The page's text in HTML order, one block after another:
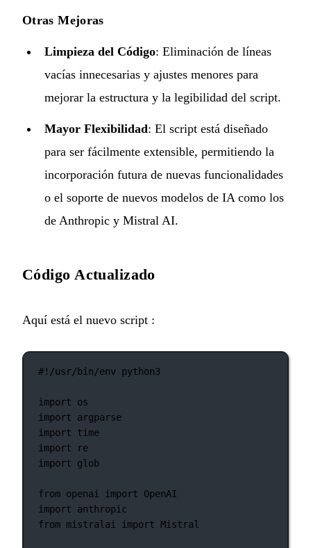
Otras Mejoras
Limpieza del Código: Eliminación de líneas
vacías innecesarias y ajustes menores para
mejorar la estructura y la legibilidad del script.
Mayor Flexibilidad: El script está diseñado
para ser fácilmente extensible, permitiendo la
incorporación futura de nuevas funcionalidades
o el soporte de nuevos modelos de IA como los
de Anthropic y Mistral AI.
Código Actualizado
Aquí está el nuevo script :
#!/usr/bin/env python3
import os
import argparse
import time
import re
import glob
from openai import OpenAI
import anthropic
from mistralai import Mistral